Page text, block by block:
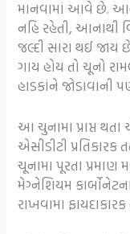
માનવામાં આવે છે.
નહિ રહેતી, આનાથી
જલ્દી સારા થઈ જાય
ગાય હોય તો ચૂનો
હાડકાંને જોડાવાની
આ ચુનામા પ્રાપ્ત
એસીડીટી
ચૂનામા પૂરતા
મેગ્નેશિયમ
રાખવામા